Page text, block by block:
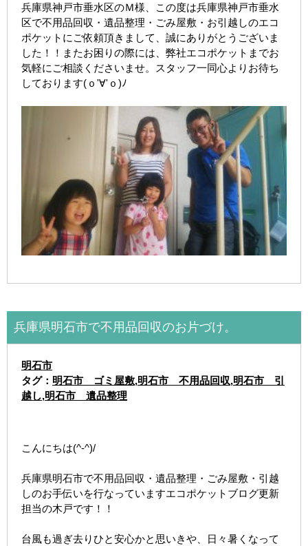
兵庫県神戸市垂水区のＭ様、この度は兵庫県神戸市垂水
区で不用品回収・遺品整理・ごみ屋敷・お引越しのエコ
ポケットにご依頼頂きまして、誠にありがとうございま
した！！またお困りの際には、弊社エコポケットまでお
気軽にご相談くださいませ。スタッフ一同心よりお待ち
しております(ｏ'∀'ｏ)ﾉ
兵庫県明石市で不用品回収のお片づけ。
明石市
タグ： 明石市 ゴミ屋敷,明石市 不用品回収,明石市 引
越し,明石市 遺品整理
こんにちは(^-^)/
兵庫県明石市で不用品回収・遺品整理・ごみ屋敷・引越
しのお手伝いを行なっていますエコポケットブログ更新
担当の木戸です！！
台風も過ぎ去りひと安心かと思いきや、日々暑くなって